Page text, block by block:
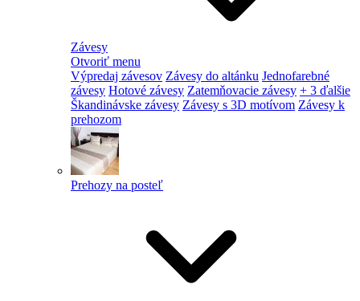
Závesy
Otvoriť menu
Výpredaj závesov Závesy do altánku Jednofarebné
závesy Hotové závesy Zatemňovacie závesy + 3 ďalšie
Škandinávske závesy Závesy s 3D motívom Závesy k
prehozom
Prehozy na posteľ